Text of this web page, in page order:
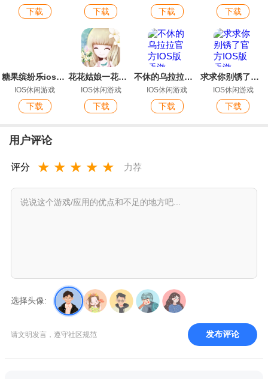
下载 下载 下载 下载
糖果缤纷乐ios最新版
IOS休闲游戏
下载
花花姑娘一花一语最新IOS版
IOS休闲游戏
下载
不休的乌拉拉官方IOS版手游
IOS休闲游戏
下载
求求你别锈了官方IOS版手游
IOS休闲游戏
下载
用户评论
评分 ★ ★ ★ ★ ★ 力荐
选择头像:
请文明发言，遵守社区规范 发布评论